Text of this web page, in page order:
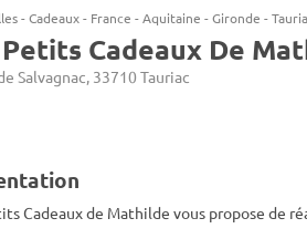
-Cadeaux- France -Aquitaine -Gironde -
Petits Cadeaux De
Salvagnac, 33710 Tauriac
Cadeaux de Mathilde vous propose de